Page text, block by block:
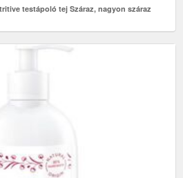
testápoló tej Száraz, nagyon száraz